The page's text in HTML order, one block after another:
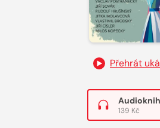
Přehrát
139 Kč